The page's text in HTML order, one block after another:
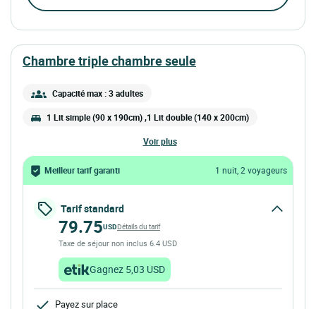
chambre triple chambre seule
Capacité max : 3 adultes
1 Lit simple (90 x 190cm) ,1 Lit double (140 x 200cm)
voir plus
Meilleur tarif garanti 1 nuit, 2 voyageurs
Tarif standard
79.75USDDétails du tarif
Taxe de séjour non inclus 6.4 USD
Gagnez 5,03 USD
Payez sur place